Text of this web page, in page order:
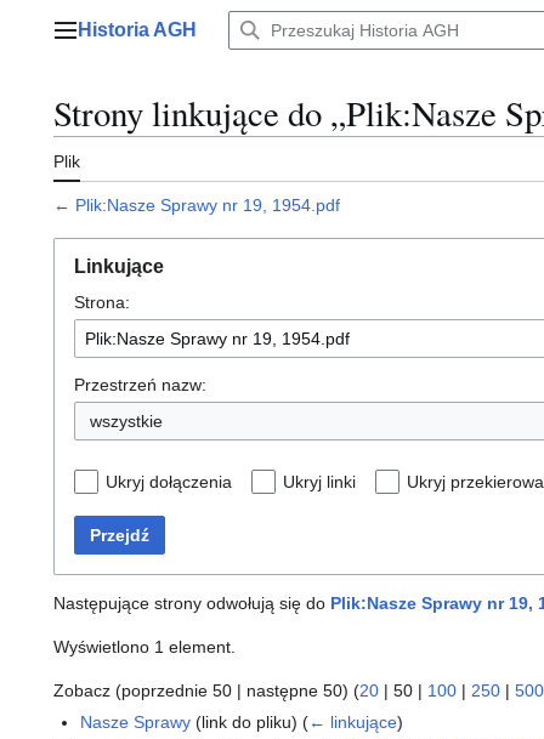
Menu główne
Historia AGH
Strony linkujące do „Plik:Nasze
Plik
← Plik:Nasze Sprawy nr 19, 1954.pdf
Linkujące
Strona:
Przestrzeń nazw:
wszystkie
Ukryj dołączenia Ukryj linki Ukryj
Przejdź
Następujące strony odwołują się do Plik:Nasze Sprawy nr 19,
Wyświetlono 1 element.
Zobacz (poprzednie 50 | następne 50) (20 | 50 | 100 | 250 | 500
Nasze Sprawy (link do pliku)(← linkujące)